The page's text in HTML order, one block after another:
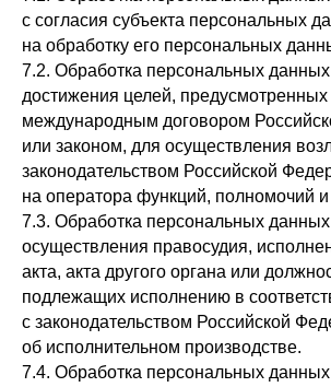
с согласия субъекта персональных
на обработку его персональных
7.2. Обработка персональных
достижения целей, предусмотренных
международным договором
или законом, для осуществления
законодательством Российской
на оператора функций, полномочий и
7.3. Обработка персональных
осуществления правосудия,
акта, акта другого органа или
подлежащих исполнению в
с законодательством Российской
об исполнительном производстве.
7.4. Обработка персональных